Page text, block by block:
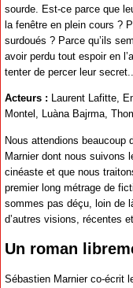
sourde. Est-ce parce que
la fenêtre en plein cours ?
surdoués ? Parce qu’ils
avoir perdu tout espoir en
tenter de percer leur secret...
Acteurs : Laurent Lafitte,
Montel, Luàna Bajrma,
Nous attendions beaucoup
Marnier dont nous suivons
cinéaste et que nous
premier long métrage de
sommes pas déçu, loin de
d’autres visions, récentes
Un roman
Sébastien Marnier co-écrit